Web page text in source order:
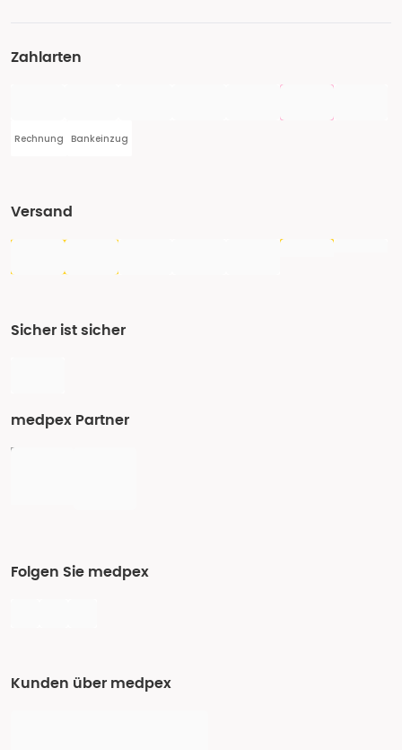
Zahlarten
Rechnung Bankeinzug
Versand
Sicher ist sicher
medpex Partner
Folgen Sie medpex
Kunden über medpex